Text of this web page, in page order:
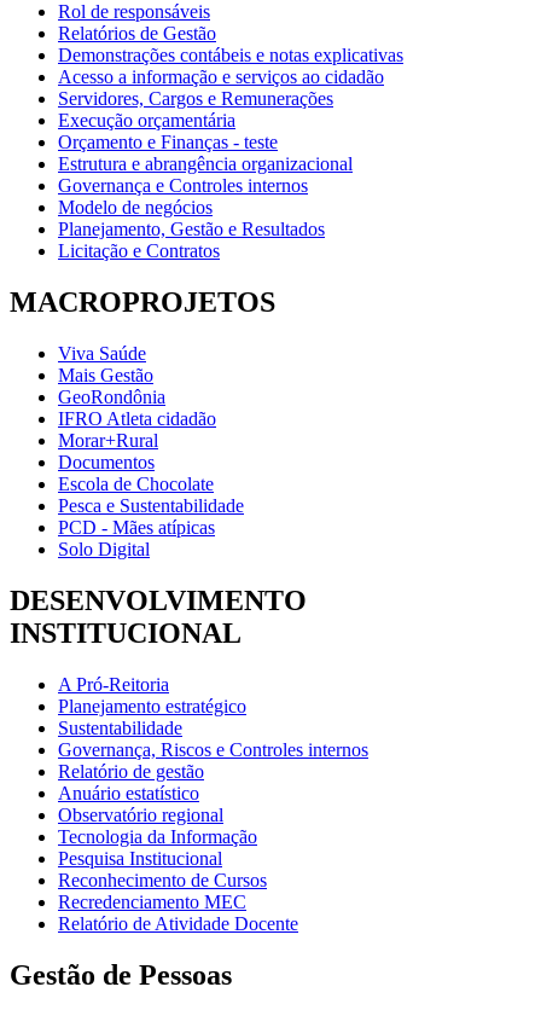
Rol de responsáveis
Relatórios de Gestão
Demonstrações contábeis e notas explicativas
Acesso a informação e serviços ao cidadão
Servidores, Cargos e Remunerações
Execução orçamentária
Orçamento e Finanças - teste
Estrutura e abrangência organizacional
Governança e Controles internos
Modelo de negócios
Planejamento, Gestão e Resultados
Licitação e Contratos
MACROPROJETOS
Viva Saúde
Mais Gestão
GeoRondônia
IFRO Atleta cidadão
Morar+Rural
Documentos
Escola de Chocolate
Pesca e Sustentabilidade
PCD - Mães atípicas
Solo Digital
DESENVOLVIMENTO
INSTITUCIONAL
A Pró-Reitoria
Planejamento estratégico
Sustentabilidade
Governança, Riscos e Controles internos
Relatório de gestão
Anuário estatístico
Observatório regional
Tecnologia da Informação
Pesquisa Institucional
Reconhecimento de Cursos
Recredenciamento MEC
Relatório de Atividade Docente
Gestão de Pessoas